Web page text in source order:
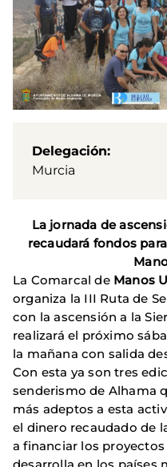
Delegación
Murcia
La jornada de
recaudará fondos
La Comarcal de Manos
organiza la III Ruta de
con la ascensión a la
realizará el próximo
la mañana con salida
Con esta ya son tres
senderismo de Alhama
más adeptos a esta
el dinero recaudado de
a financiar los